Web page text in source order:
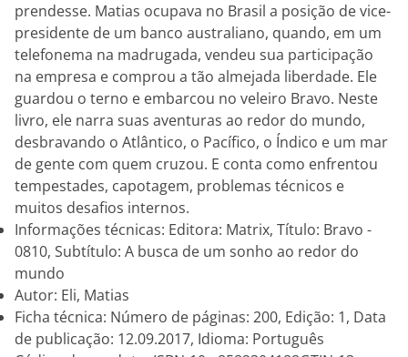
prendesse. Matias ocupava no Brasil a posição de vice-
presidente de um banco australiano, quando, em um
telefonema na madrugada, vendeu sua participação
na empresa e comprou a tão almejada liberdade. Ele
guardou o terno e embarcou no veleiro Bravo. Neste
livro, ele narra suas aventuras ao redor do mundo,
desbravando o Atlântico, o Pacífico, o Índico e um mar
de gente com quem cruzou. E conta como enfrentou
tempestades, capotagem, problemas técnicos e
muitos desafios internos.
Informações técnicas: Editora: Matrix, Título: Bravo -
0810, Subtítulo: A busca de um sonho ao redor do
mundo
Autor: Eli, Matias
Ficha técnica: Número de páginas: 200, Edição: 1, Data
de publicação: 12.09.2017, Idioma: Português